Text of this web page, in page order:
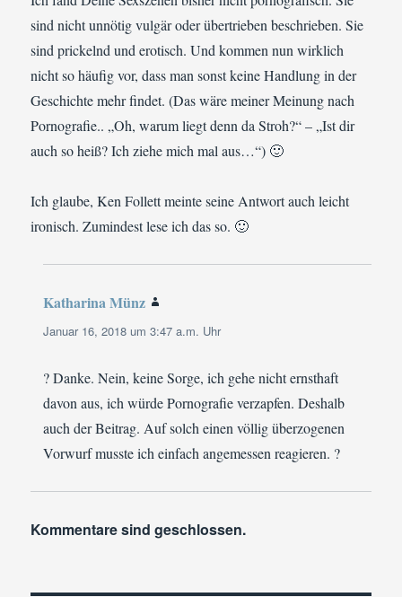
sind nicht unnötig vulgär oder übertrieben beschrieben. Sie
sind prickelnd und erotisch. Und kommen nun wirklich
nicht so häufig vor, dass man sonst keine Handlung in der
Geschichte mehr findet. (Das wäre meiner Meinung nach
Pornografie.. „Oh, warum liegt denn da Stroh?“ – „Ist dir
auch so heiß? Ich ziehe mich mal aus…“) 🙂
Ich glaube, Ken Follett meinte seine Antwort auch leicht
ironisch. Zumindest lese ich das so. 🙂
Katharina Münz
Januar 16, 2018 um 3:47 a.m. Uhr
? Danke. Nein, keine Sorge, ich gehe nicht ernsthaft
davon aus, ich würde Pornografie verzapfen. Deshalb
auch der Beitrag. Auf solch einen völlig überzogenen
Vorwurf musste ich einfach angemessen reagieren. ?
Kommentare sind geschlossen.